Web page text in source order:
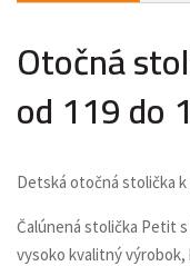
Otočná
od 119 do
Detská otočná stolička
Čalúnená stolička Petit
vysoko kvalitný